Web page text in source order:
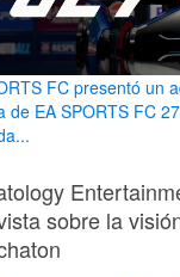
FC presentó un
de EA SPORTS FC
sobre la